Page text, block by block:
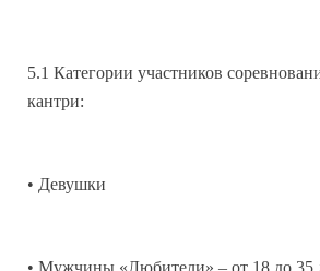
5.1 Категории участников
кантри:
• Девушки
• Мужчины «Любители» – от 18 до 35